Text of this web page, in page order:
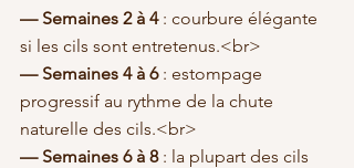
— Semaines 2 à 4 : courbure élégante
— Semaines 4 à 6 : estompage
progressif au rythme de la chute
— Semaines 6 à 8 : la plupart des cils